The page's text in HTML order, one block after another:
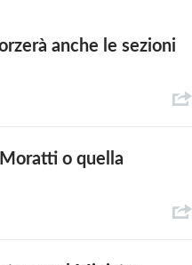
anche le sezioni
o quella